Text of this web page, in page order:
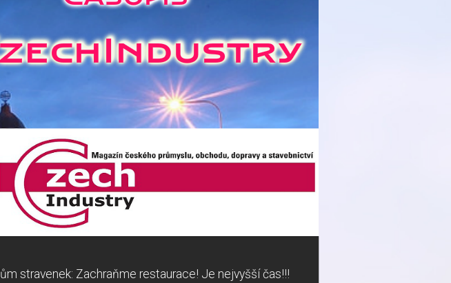
stravenek: Zachraňme restaurace! Je nejvyšší čas!!!